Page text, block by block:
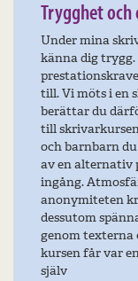
Trygghet
Under mina
känna dig
till. Vi möts i en
berättar du
till
och barnbarn
av en alternativ
ingång.
anonymiteten
dessutom
genom
kursen får var
själv